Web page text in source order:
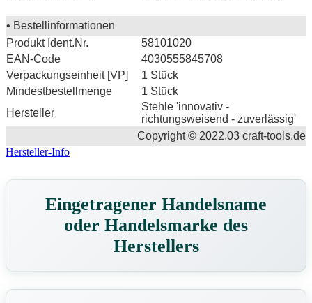
• Bestellinformationen
Produkt Ident.Nr.
58101020
EAN-Code
4030555845708
Verpackungseinheit [VP]
1 Stück
Mindestbestellmenge
1 Stück
Hersteller
Stehle 'innovativ -
richtungsweisend - zuverlässig'
Copyright © 2022.03 craft-tools.de
Hersteller-Info
Eingetragener Handelsname
oder Handelsmarke des
Herstellers